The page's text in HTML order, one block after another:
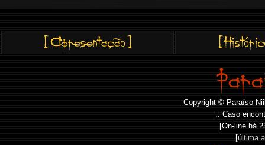
Copyright © Paraíso
:: Caso
[On-line há
[última